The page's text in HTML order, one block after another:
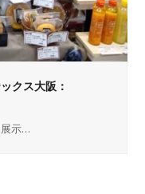
クス大阪：
展示…